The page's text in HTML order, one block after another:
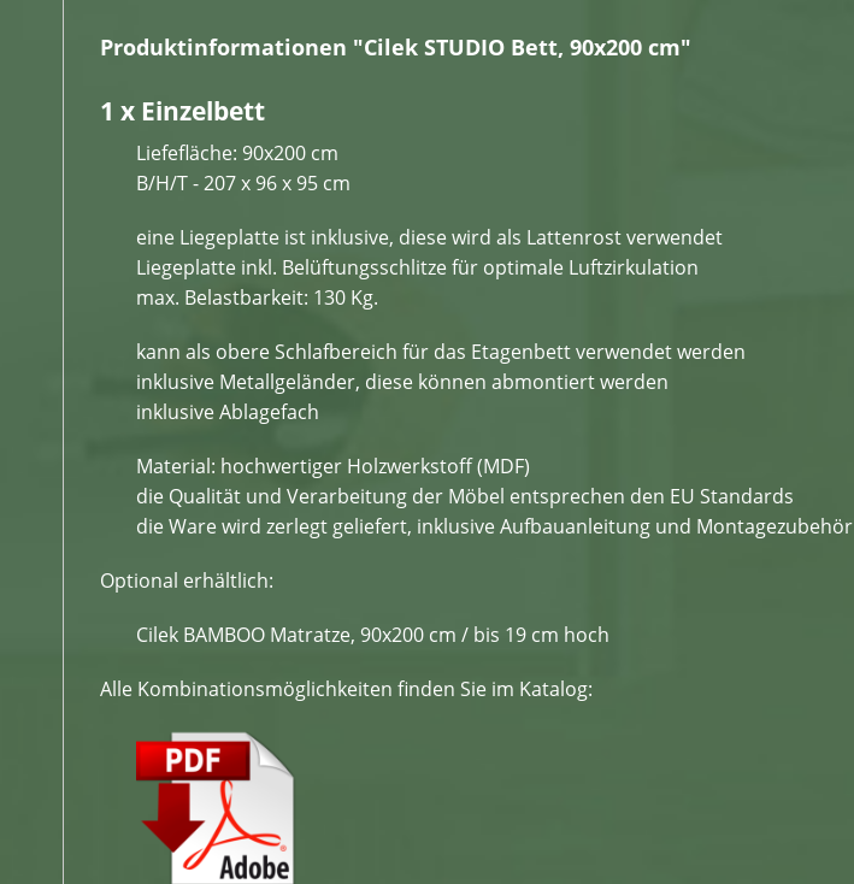
Produktinformationen "Cilek STUDIO Bett, 90x200 cm"
1 x Einzelbett
Liefefläche: 90x200 cm
B/H/T - 207 x 96 x 95 cm
eine Liegeplatte ist inklusive, diese wird als Lattenrost verwendet
Liegeplatte inkl. Belüftungsschlitze für optimale Luftzirkulation
max. Belastbarkeit: 130 Kg.
kann als obere Schlafbereich für das Etagenbett verwendet werden
inklusive Metallgeländer, diese können abmontiert werden
inklusive Ablagefach
Material: hochwertiger Holzwerkstoff (MDF)
die Qualität und Verarbeitung der Möbel entsprechen den EU Standards
die Ware wird zerlegt geliefert, inklusive Aufbauanleitung und Montagezubehör
Optional erhältlich:
Cilek BAMBOO Matratze, 90x200 cm / bis 19 cm hoch
Alle Kombinationsmöglichkeiten finden Sie im Katalog: